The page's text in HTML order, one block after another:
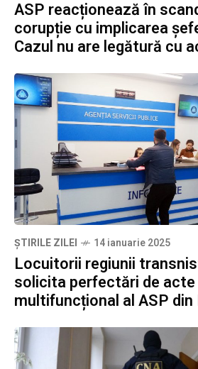
ASP reacționează în
corupție cu implicarea
Cazul nu are legătură cu
ȘTIRILE ZILEI 14 ianuarie 2025
Locuitorii regiunii
solicita perfectări de
multifuncțional al ASP din